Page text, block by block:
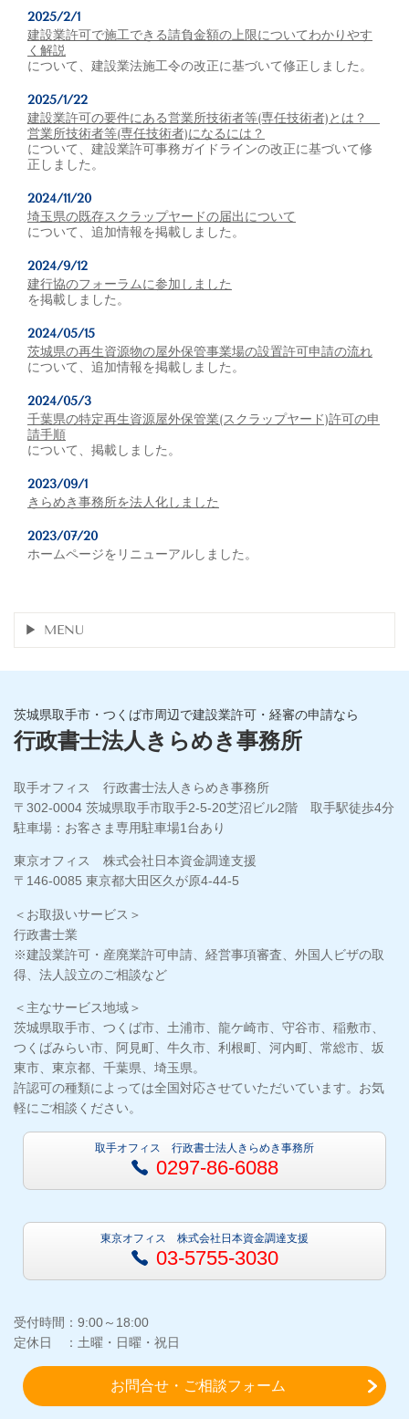
2025/2/1
建設業許可で施工できる請負金額の上限についてわかりやす
く解説
について、建設業法施工令の改正に基づいて修正しました。
2025/1/22
建設業許可の要件にある営業所技術者等(専任技術者)とは？
営業所技術者等(専任技術者)になるには？
について、建設業許可事務ガイドラインの改正に基づいて修
正しました。
2024/11/20
埼玉県の既存スクラップヤードの届出について
について、追加情報を掲載しました。
2024/9/12
建行協のフォーラムに参加しました
を掲載しました。
2024/05/15
茨城県の再生資源物の屋外保管事業場の設置許可申請の流れ
について、追加情報を掲載しました。
2024/05/3
千葉県の特定再生資源屋外保管業(スクラップヤード)許可の申
請手順
について、掲載しました。
2023/09/1
きらめき事務所を法人化しました
2023/07/20
ホームページをリニューアルしました。
MENU
茨城県取手市・つくば市周辺で建設業許可・経審の申請なら
行政書士法人きらめき事務所
取手オフィス 行政書士法人きらめき事務所
〒302-0004 茨城県取手市取手2-5-20芝沼ビル2階 取手駅徒歩4分
駐車場：お客さま専用駐車場1台あり
東京オフィス 株式会社日本資金調達支援
〒146-0085 東京都大田区久が原4-44-5
＜お取扱いサービス＞
行政書士業
※建設業許可・産廃業許可申請、経営事項審査、外国人ビザの取
得、法人設立のご相談など
＜主なサービス地域＞
茨城県取手市、つくば市、土浦市、龍ケ崎市、守谷市、稲敷市、
つくばみらい市、阿見町、牛久市、利根町、河内町、常総市、坂
東市、東京都、千葉県、埼玉県。
許認可の種類によっては全国対応させていただいています。お気
軽にご相談ください。
取手オフィス 行政書士法人きらめき事務所
0297-86-6088
東京オフィス 株式会社日本資金調達支援
03-5755-3030
受付時間：9:00～18:00
定休日 ：土曜・日曜・祝日
お問合せ・ご相談フォーム